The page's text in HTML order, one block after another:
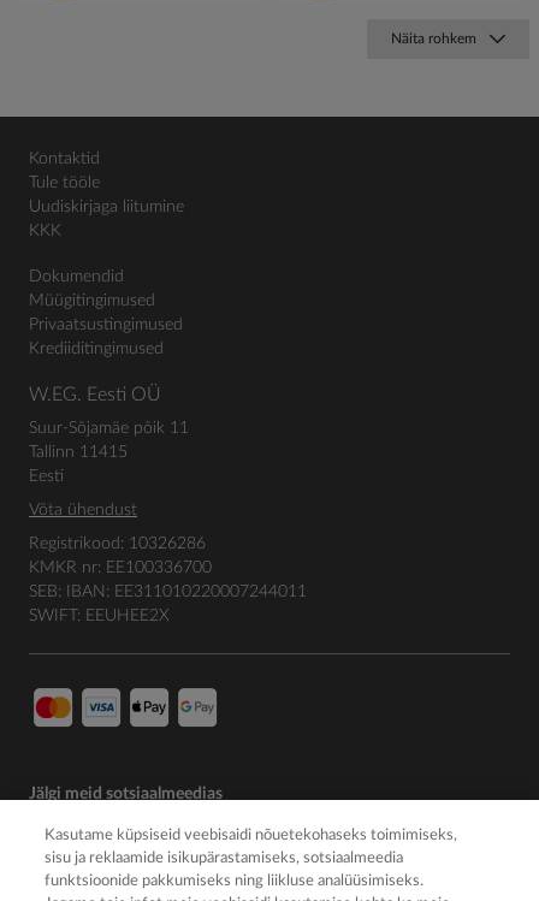
Näita rohkem
Kontaktid
Tule tööle
Uudiskirjaga liitumine
KKK
Dokumendid
Müügitingimused
Privaatsustingimused
Krediiditingimused
W.EG. Eesti OÜ
Suur-Sõjamäe põik 11
Tallinn 11415
Eesti
Võta ühendust
Registrikood: 10326286
KMKR nr: EE100336700
SEB: IBAN: EE311010220007244011
SWIFT: EEUHEE2X
Jälgi meid sotsiaalmeedias
Kasutame küpsiseid veebisaidi nõuetekohaseks toimimiseks,
sisu ja reklaamide isikupärastamiseks, sotsiaalmeedia
funktsioonide pakkumiseks ning liikluse analüüsimiseks.